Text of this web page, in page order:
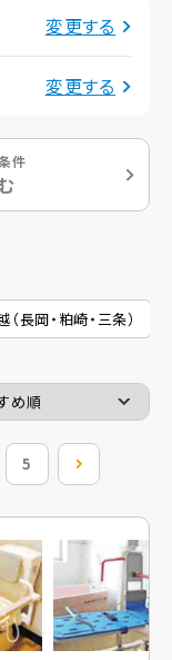
変更する
変更する
件
（長岡・粕崎・三条）
5